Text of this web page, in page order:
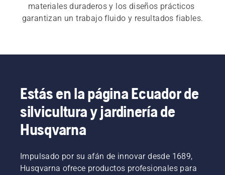
materiales duraderos y los diseños prácticos
garantizan un trabajo fluido y resultados fiables.
Estás en la página Ecuador de
silvicultura y jardinería de
Husqvarna
Impulsado por su afán de innovar desde 1689,
Husqvarna ofrece productos profesionales para